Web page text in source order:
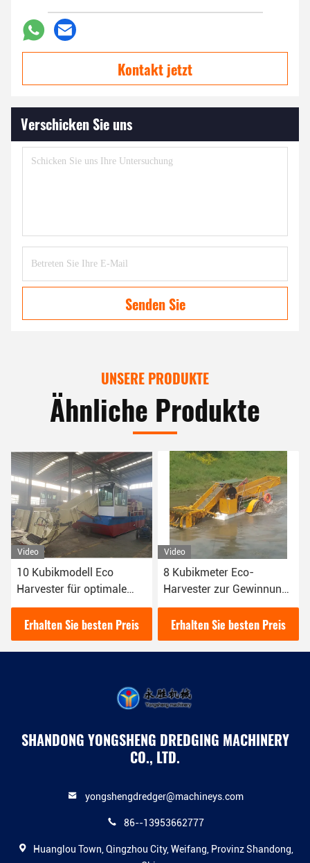
Kontakt jetzt
Verschicken Sie uns
Senden Sie
UNSERE PRODUKTE
Ähnliche Produkte
Video
8 Kubikmeter Eco-
Harvester zur Gewinnung
von Wasserpflanzen in
Flüssen
Erhalten Sie besten Preis
Video
88 kW Leistung Eco
Harvester 10CBM
vollautomatisch für
schwimmenden Müll
Erhalten Sie besten Preis
SHANDONG YONGSHENG DREDGING MACHINERY
CO., LTD.
yongshengdredger@machineys.com
86--13953662777
Huanglou Town, Qingzhou City, Weifang, Provinz Shandong,